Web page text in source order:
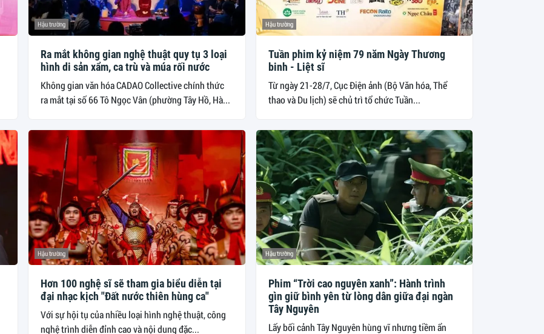
Hậu trường
Ra mắt không gian nghệ thuật quy tụ 3 loại
hình di sản xẩm, ca trù và múa rối nước
Không gian văn hóa CADAO Collective chính thức
ra mắt tại số 66 Tô Ngọc Vân (phường Tây Hồ, Hà...
Hậu trường
Tuần phim kỷ niệm 79 năm Ngày Thương
binh - Liệt sĩ
Từ ngày 21-28/7, Cục Điện ảnh (Bộ Văn hóa, Thể
thao và Du lịch) sẽ chủ trì tổ chức Tuần...
Hậu trường
Hơn 100 nghệ sĩ sẽ tham gia biểu diễn tại
đại nhạc kịch "Đất nước thiên hùng ca"
Với sự hội tụ của nhiều loại hình nghệ thuật, công
nghệ trình diễn đỉnh cao và nội dung đặc...
Hậu trường
Phim “Trời cao nguyên xanh”: Hành trình
gìn giữ bình yên từ lòng dân giữa đại ngàn
Tây Nguyên
Lấy bối cảnh Tây Nguyên hùng vĩ nhưng tiềm ẩn